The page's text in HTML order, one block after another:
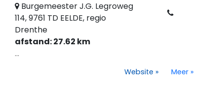
Burgemeester J.G. Legroweg
114, 9761 TD EELDE, regio
Drenthe
afstand: 27.62 km
...
Website » Meer »